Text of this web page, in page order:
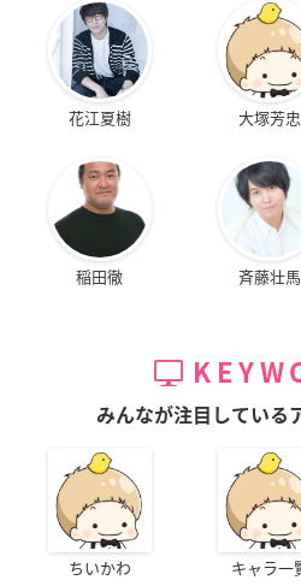
花江夏樹 大塚芳忠
稲田徹 斉藤壮馬
みんなが注目している
ちいかわ キャラ一